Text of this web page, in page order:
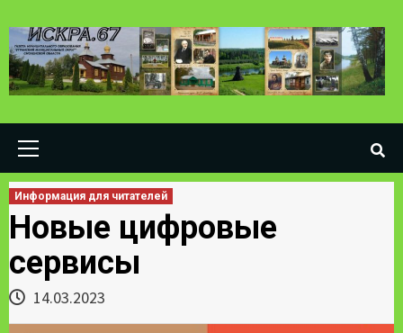
to
content
Информация для читателей
Новые цифровые
сервисы
14.03.2023